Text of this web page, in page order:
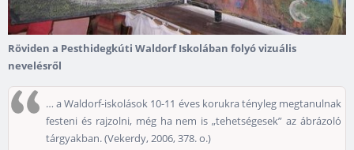
Röviden a Pesthidegkúti Waldorf Iskolában folyó vizuális
nevelésről
… a Waldorf-iskolások 10-11 éves korukra tényleg megtanulnak
festeni és rajzolni, még ha nem is „tehetségesek” az ábrázoló
tárgyakban. (Vekerdy, 2006, 378. o.)